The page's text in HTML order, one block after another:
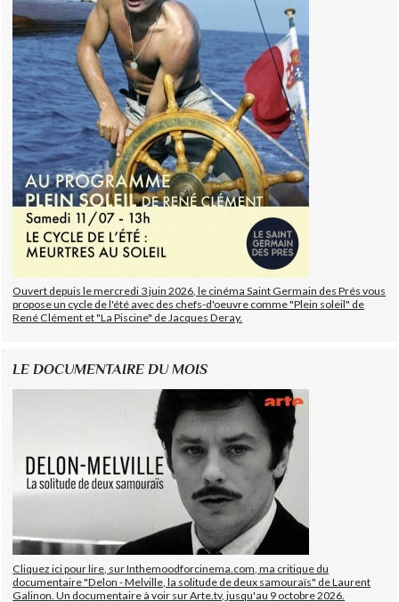
Ouvert depuis le mercredi 3 juin 2026, le cinéma Saint Germain des Prés vous
propose un cycle de l'été avec des chefs-d'oeuvre comme "Plein soleil" de
René Clément et "La Piscine" de Jacques Deray.
LE DOCUMENTAIRE DU MOIS
Cliquez ici pour lire, sur Inthemoodforcinema.com, ma critique du
documentaire "Delon - Melville, la solitude de deux samouraïs" de Laurent
Galinon. Un documentaire à voir sur Arte.tv, jusqu'au 9 octobre 2026.